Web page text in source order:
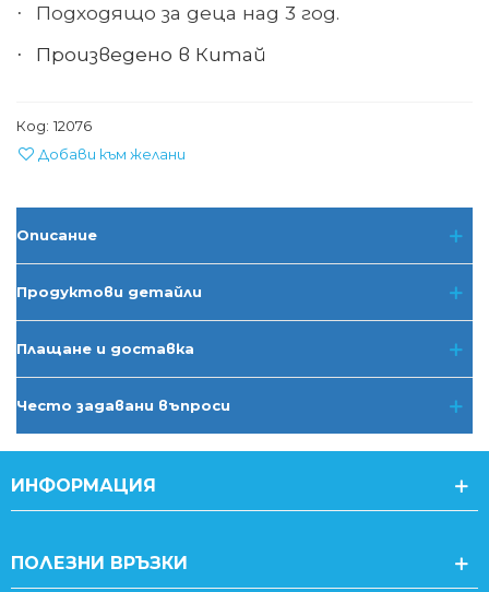
· Подходящо за деца над 3 год.
· Произведено в Китай
Код: 12076
Добави към желани
Описание
Продуктови детайли
Плащане и доставка
Често задавани въпроси
ИНФОРМАЦИЯ
ПОЛЕЗНИ ВРЪЗКИ